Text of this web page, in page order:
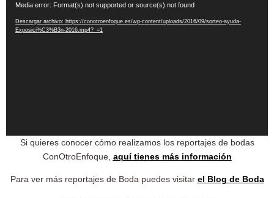
Reproductor
vídeo
Media error: Format(s) not supported or source(s) not found
Descargar archivo: https://conotroenfoque.es/wp-content/uploads/2016/09/sorteo-ayuda-
Exposici%C3%B3n-2016.mp4?_=1
Si quieres conocer cómo realizamos los reportajes de bodas
ConOtroEnfoque, aquí tienes más información
Para ver más reportajes de Boda puedes visitar el Blog de Boda